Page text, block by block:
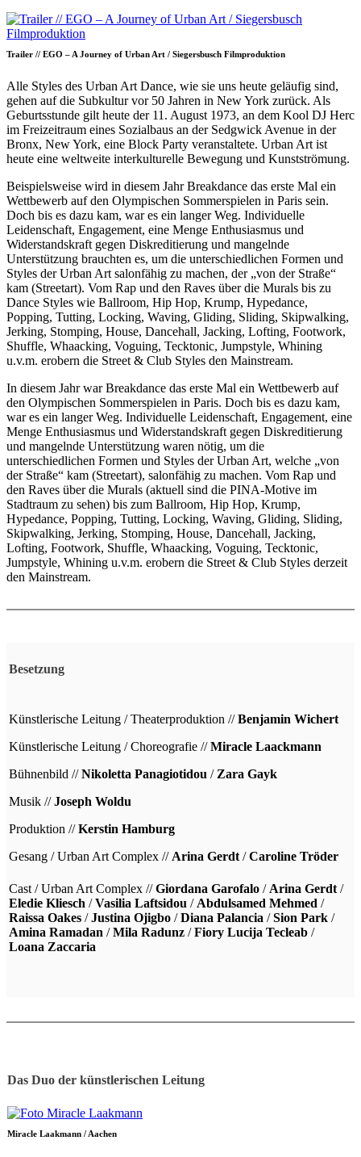
Trailer // EGO – A Journey of Urban Art / Siegersbusch Filmproduktion
Alle Styles des Urban Art Dance, wie sie uns heute geläufig sind,
gehen auf die Subkultur vor 50 Jahren in New York zurück. Als
Geburtsstunde gilt heute der 11. August 1973, an dem Kool DJ Herc
im Freizeitraum eines Sozialbaus an der Sedgwick Avenue in der
Bronx, New York, eine Block Party veranstaltete. Urban Art ist
heute eine weltweite interkulturelle Bewegung und Kunstströmung.
Beispielsweise wird in diesem Jahr Breakdance das erste Mal ein
Wettbewerb auf den Olympischen Sommerspielen in Paris sein.
Doch bis es dazu kam, war es ein langer Weg. Individuelle
Leidenschaft, Engagement, eine Menge Enthusiasmus und
Widerstandskraft gegen Diskreditierung und mangelnde
Unterstützung brauchten es, um die unterschiedlichen Formen und
Styles der Urban Art salonfähig zu machen, der „von der Straße“
kam (Streetart). Vom Rap und den Raves über die Murals bis zu
Dance Styles wie Ballroom, Hip Hop, Krump, Hypedance,
Popping, Tutting, Locking, Waving, Gliding, Sliding, Skipwalking,
Jerking, Stomping, House, Dancehall, Jacking, Lofting, Footwork,
Shuffle, Whaacking, Voguing, Tecktonic, Jumpstyle, Whining
u.v.m. erobern die Street & Club Styles den Mainstream.
In diesem Jahr war Breakdance das erste Mal ein Wettbewerb auf
den Olympischen Sommerspielen in Paris. Doch bis es dazu kam,
war es ein langer Weg. Individuelle Leidenschaft, Engagement, eine
Menge Enthusiasmus und Widerstandskraft gegen Diskreditierung
und mangelnde Unterstützung waren nötig, um die
unterschiedlichen Formen und Styles der Urban Art, welche „von
der Straße“ kam (Streetart), salonfähig zu machen. Vom Rap und
den Raves über die Murals (aktuell sind die PINA-Motive im
Stadtraum zu sehen) bis zum Ballroom, Hip Hop, Krump,
Hypedance, Popping, Tutting, Locking, Waving, Gliding, Sliding,
Skipwalking, Jerking, Stomping, House, Dancehall, Jacking,
Lofting, Footwork, Shuffle, Whaacking, Voguing, Tecktonic,
Jumpstyle, Whining u.v.m. erobern die Street & Club Styles derzeit
den Mainstream.
Besetzung
Künstlerische Leitung / Theaterproduktion //Benjamin Wichert
Künstlerische Leitung / Choreografie //Miracle Laackmann
Bühnenbild //Nikoletta Panagiotidou / Zara Gayk
Musik //Joseph Woldu
Produktion //Kerstin Hamburg
Gesang / Urban Art Complex // Arina Gerdt /Caroline Tröder
Cast / Urban Art Complex //Giordana Garofalo / Arina Gerdt /
Eledie Kliesch /Vasilia Laftsidou / Abdulsamed Mehmed /
Raissa Oakes /Justina Ojigbo /Diana Palancia /Sion Park /
Amina Ramadan /Mila Radunz /Fiory Lucija Tecleab /
Loana Zaccaria
Das Duo der künstlerischen Leitung
Miracle Laakmann / Aachen